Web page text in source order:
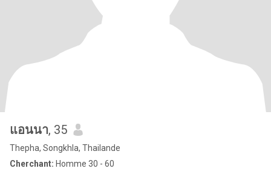
แอนนา, 35
Thepha, Songkhla, Thailande
Cherchant: Homme 30 - 60